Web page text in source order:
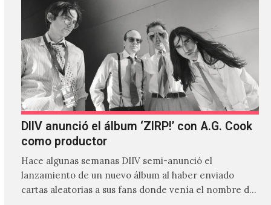
DIIV anunció el álbum ‘ZIRP!’ con A.G. Cook
como productor
Hace algunas semanas DIIV semi-anunció el
lanzamiento de un nuevo álbum al haber enviado
cartas aleatorias a sus fans donde venía el nombre de